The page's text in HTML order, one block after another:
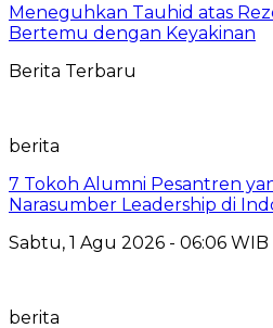
Meneguhkan Tauhid atas
Bertemu dengan Keyakinan
Berita Terbaru
berita
7 Tokoh Alumni Pesantren
Narasumber Leadership di
Sabtu, 1 Agu 2026 - 06:06 WIB
berita